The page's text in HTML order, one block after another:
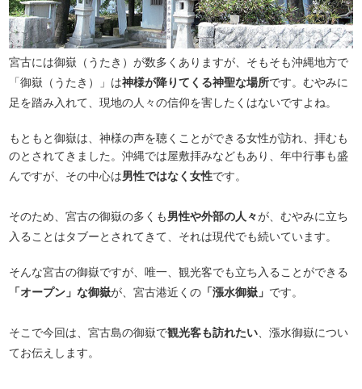
宮古には御嶽（うたき）が数多くありますが、そもそも沖縄地方で
「御嶽（うたき）」は神様が降りてくる神聖な場所です。むやみに
足を踏み入れて、現地の人々の信仰を害したくはないですよね。
もともと御嶽は、神様の声を聴くことができる女性が訪れ、拝むも
のとされてきました。沖縄では屋敷拝みなどもあり、年中行事も盛
んですが、その中心は男性ではなく女性です。
そのため、宮古の御嶽の多くも男性や外部の人々が、むやみに立ち
入ることはタブーとされてきて、それは現代でも続いています。
そんな宮古の御嶽ですが、唯一、観光客でも立ち入ることができる
「オープン」な御嶽が、宮古港近くの 「漲水御嶽」 です。
そこで今回は、宮古島の御嶽で観光客も訪れたい 、漲水御嶽につい
てお伝えします。